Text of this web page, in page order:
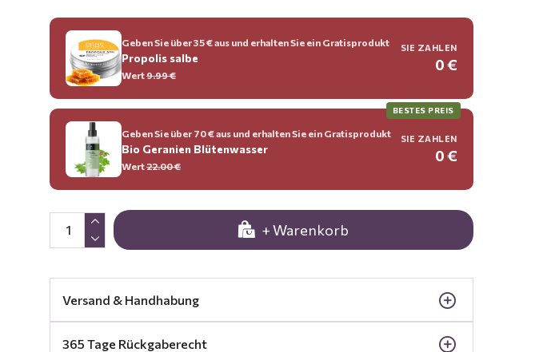
+ Warenkorb
Geben Sie über 35 € aus und erhalten Sie ein Gratisprodukt
Propolis salbe
Wert9.99 €
SIE ZAHLEN
0 €
BESTES PREIS
Geben Sie über 70 € aus und erhalten Sie ein Gratisprodukt
Bio Geranien Blütenwasser
Wert22.00 €
SIE ZAHLEN
0 €
Versand & Handhabung
365 Tage Rückgaberecht